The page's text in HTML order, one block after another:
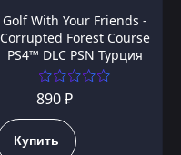
Golf With Your Friends -
Corrupted Forest Course
PS4™ DLC PSN Турция
890 ₽
Купить